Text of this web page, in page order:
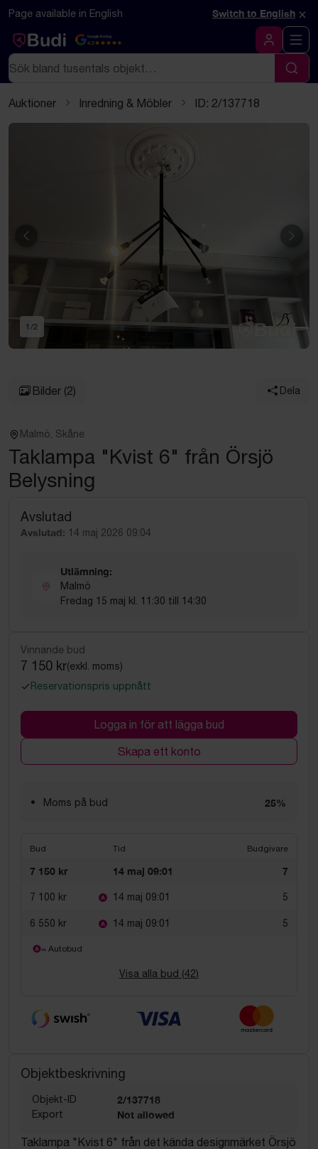
Hoppa till innehåll
Textbaserad (markdown) version av denna sida
Page available in English Switch to English ×
Google Rating
4.5
Logga in
Sök
Sök
Auktioner Inredning & Möbler ID: 2/137718
Föregående
1 /2
Bilder (2) Dela
Malmö, Skåne
Taklampa "Kvist 6" från Örsjö
Belysning
Avslutad
Avslutad: 14 maj 2026 09:04
Utlämning:
Malmö
Fredag 15 maj kl. 11:30 till 14:30
Vinnande bud
7 150 kr(exkl. moms)
Reservationspris uppnått
Logga in för att lägga bud
Skapa ett konto
Moms på bud 25%
Bud Tid Budgivare
7 150 kr 14 maj 09:01 7
7 100 kr 14 maj 09:01 5
6 550 kr 14 maj 09:01 5
= Autobud
Visa alla bud (42)
Objektbeskrivning
Objekt-ID 2/137718
Export Not allowed
Taklampa "Kvist 6" från det kända designmärket Örsjö